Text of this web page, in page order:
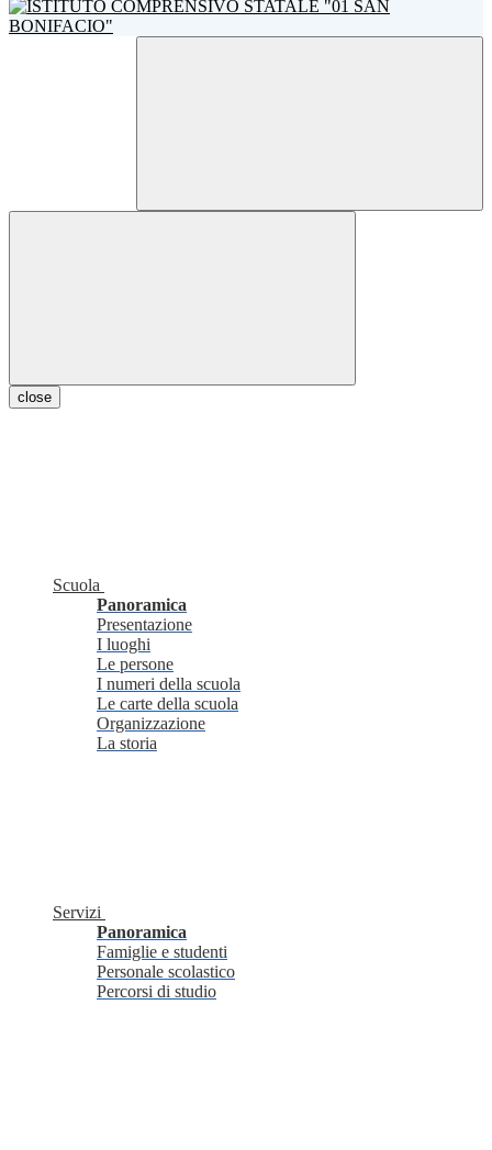
close
Scuola
Panoramica
Presentazione
I luoghi
Le persone
I numeri della scuola
Le carte della scuola
Organizzazione
La storia
Servizi
Panoramica
Famiglie e studenti
Personale scolastico
Percorsi di studio